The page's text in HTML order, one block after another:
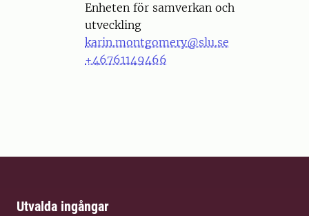
Enheten för samverkan och
utveckling
karin.montgomery@slu.se
+46761149466
Utvalda ingångar